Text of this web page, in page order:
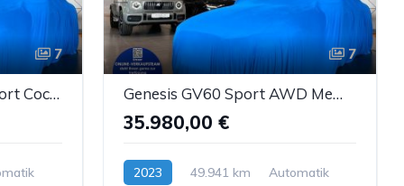
7
BMW X3 20d xDr. M-Sport CockpitProf Carbon Sthz LED
7
Genesis GV60 Sport AWD Memory Leder Sbel Panorama ACC
35.980,00 €
2023 49.941 km Automatik